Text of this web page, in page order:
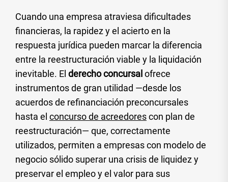
Cuando una empresa atraviesa dificultades
financieras, la rapidez y el acierto en la
respuesta jurídica pueden marcar la diferencia
entre la reestructuración viable y la liquidación
inevitable. El derecho concursal ofrece
instrumentos de gran utilidad —desde los
acuerdos de refinanciación preconcursales
hasta el concurso de acreedorescon plan de
reestructuración— que, correctamente
utilizados, permiten a empresas con modelo de
negocio sólido superar una crisis de liquidez y
preservar el empleo y el valor para sus